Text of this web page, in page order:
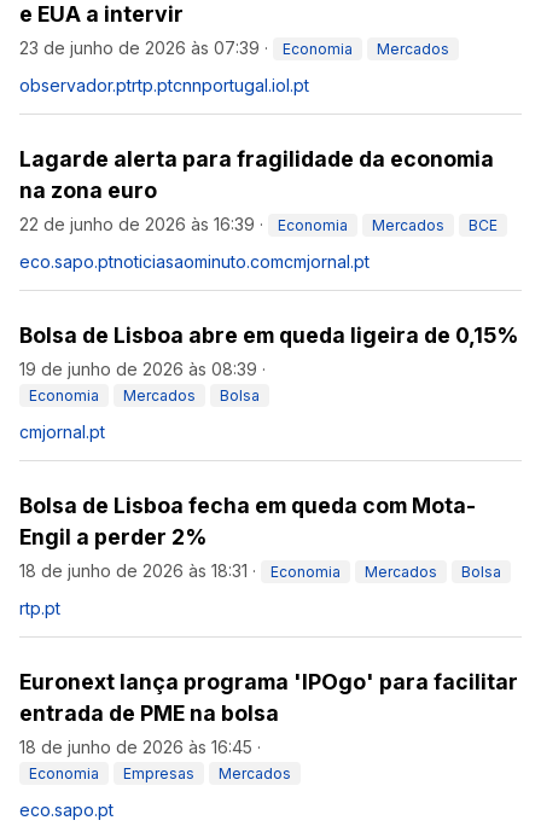
e EUA a intervir
23 de junho de 2026 às 07:39 · Economia Mercados
observador.ptrtp.ptcnnportugal.iol.pt
Lagarde alerta para fragilidade da economia
na zona euro
22 de junho de 2026 às 16:39 · Economia Mercados BCE
eco.sapo.ptnoticiasaominuto.comcmjornal.pt
Bolsa de Lisboa abre em queda ligeira de 0,15%
19 de junho de 2026 às 08:39 ·
Economia Mercados Bolsa
cmjornal.pt
Bolsa de Lisboa fecha em queda com Mota-
Engil a perder 2%
18 de junho de 2026 às 18:31 · Economia Mercados Bolsa
rtp.pt
Euronext lança programa 'IPOgo' para facilitar
entrada de PME na bolsa
18 de junho de 2026 às 16:45 ·
Economia Empresas Mercados
eco.sapo.pt